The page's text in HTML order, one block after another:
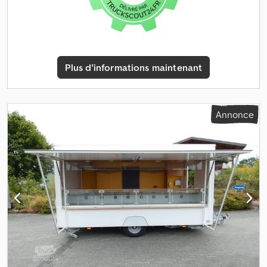
Superstructure : * Parois de 33 mm d’épaisseur * Deux portes
d’accès avec serrure sur le côté droit * Deux escaliers amovibles
et verrouillables avec main courante, rangés sur le timon pendant
Superstructure en profilés aluminium blanc * Électricité : 12V
Équipement technique : * Branchement électrique 230 V par le
périmétrique LED avec interrupteur crépusculaire * Installation
solaire (panneau de toit avec convertisseur de tension et
alimentation des batteries) Équipement compartiment Dames : *
WC en céramique (flush profond) * Urinoir en céramique *
Lavabo en céramique avec meuble sous vasque et miroir * Kit
hygiène (distributeur de savon, distributeur de papier,
distributeur de désinfectant) * Fenêtre ouvrante env.
300x700mm * Éclairage LED à détecteur de mouvement *
Chauffage infrarouge au plafond * Sol en résine synthétique
coulée Équipement compartiment Hommes : * WC en céramique
(flush profond) * Urinoir en céramique * Lavabo en céramique
avec meuble sous vasque et miroir * Kit hygiène (distributeur de
savon, distributeur de papier, distributeur de désinfectant) *
Plus d'informations maintenant
Annonce